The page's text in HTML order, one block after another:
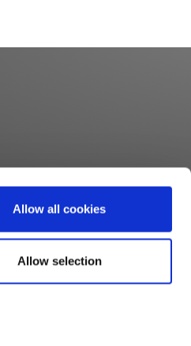
Allow all cookies
Allow selection